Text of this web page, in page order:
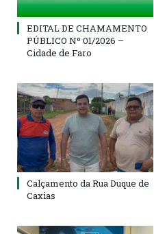
EDITAL DE CHAMAMENTO
PÚBLICO Nº 01/2026 –
Cidade de Faro
Calçamento da Rua Duque de
Caxias